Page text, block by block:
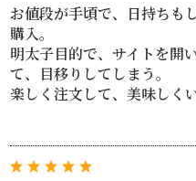
お値段が手頃で、日持ちも
購入。
明太子目的で、サイトを開
て、目移りしてしまう。
楽しく注文して、美味しく